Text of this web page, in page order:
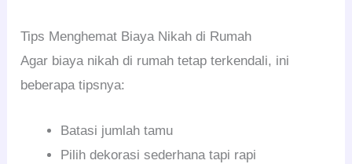
Tips Menghemat Biaya Nikah di Rumah
Agar biaya nikah di rumah tetap terkendali, ini
beberapa tipsnya:
Batasi jumlah tamu
Pilih dekorasi sederhana tapi rapi